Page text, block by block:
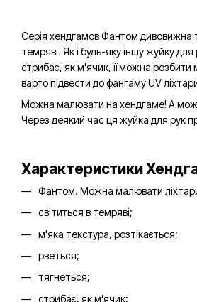
Серія хендгамов Фантом дивовижна
темряві. Як і будь-яку іншу жуйку
стрибає, як м'ячик, її можна розбити
варто підвести до фангаму UV
Можна малювати на хендгаме! А
Через деякий час ця жуйка для рук
Характеристики
Фантом. Можна малювати
світиться в темряві;
м'яка текстура, розтікається;
рветься;
тягнеться;
стрибає, як м'ячик;